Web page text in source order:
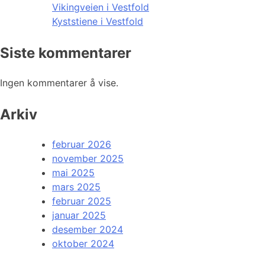
Vikingveien i Vestfold
Kyststiene i Vestfold
Siste kommentarer
Ingen kommentarer å vise.
Arkiv
februar 2026
november 2025
mai 2025
mars 2025
februar 2025
januar 2025
desember 2024
oktober 2024